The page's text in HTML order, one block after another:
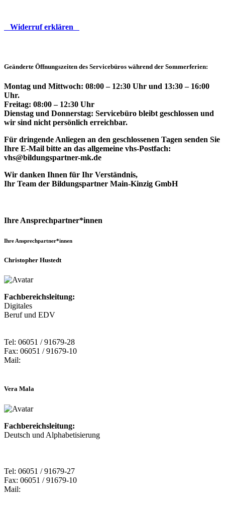
Widerruf erklären
Geänderte Öffnungszeiten des Servicebüros während der Sommerferien:
Montag und Mittwoch: 08:00 – 12:30 Uhr und 13:30 – 16:00
Uhr.
Freitag: 08:00 – 12:30 Uhr
Dienstag und Donnerstag: Servicebüro bleibt geschlossen und
wir sind nicht persönlich erreichbar.
Für dringende Anliegen an den geschlossenen Tagen senden Sie
Ihre E-Mail bitte an das allgemeine vhs-Postfach:
vhs@bildungspartner-mk.de
Wir danken Ihnen für Ihr Verständnis,
Ihr Team der Bildungspartner Main-Kinzig GmbH
Ihre Ansprechpartner*innen
Ihre Ansprechpartner*innen
Christopher Hustedt
Fachbereichsleitung:
Digitales
Beruf und EDV
Tel: 06051 / 91679-28
Fax: 06051 / 91679-10
Mail:
Vera Mala
Fachbereichsleitung:
Deutsch und Alphabetisierung
Tel: 06051 / 91679-27
Fax: 06051 / 91679-10
Mail: